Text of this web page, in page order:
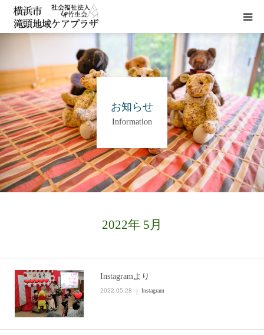
お知らせ
Information
2022年 5月
Instagramより
2022.05.28 Instagram
施設概要
サービス
貸室